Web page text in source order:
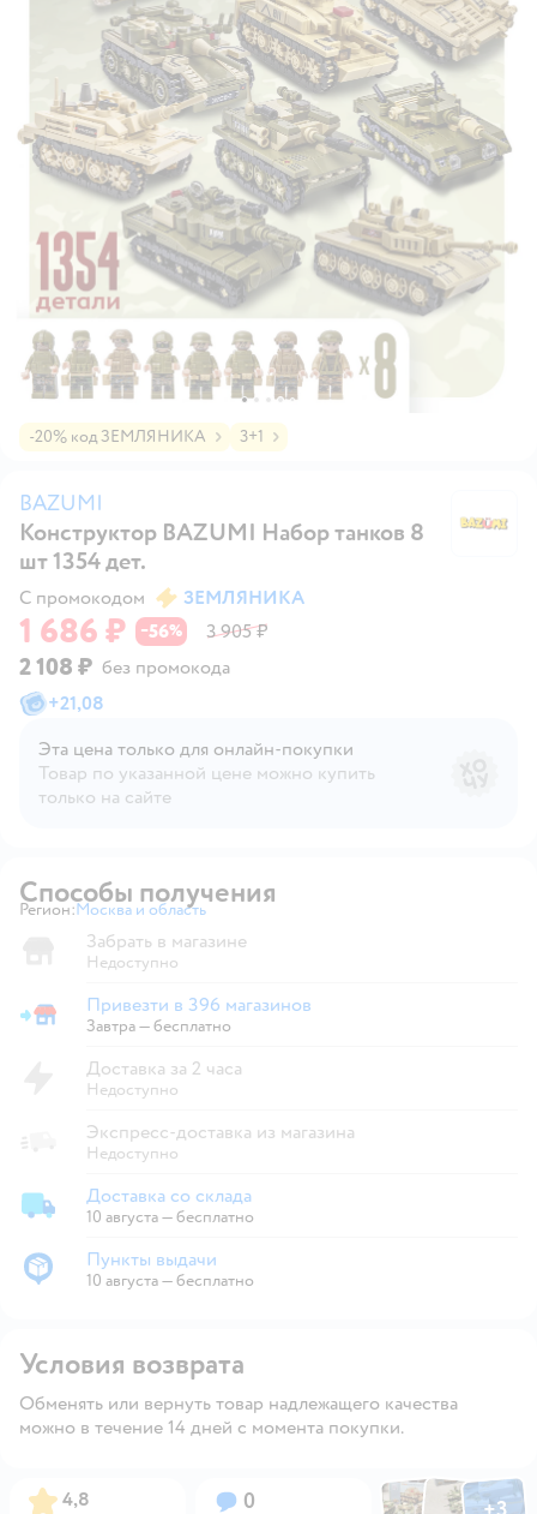
-20% код ЗЕМЛЯНИКА 3+1
BAZUMI
Конструктор BAZUMI Набор танков 8
шт 1354 дет.
С промокодом ЗЕМЛЯНИКА
1 686 ₽ −56% 3 905 ₽
2 108 ₽ без промокода
+21,08
Эта цена только для онлайн‑покупки
Товар по указанной цене можно купить
только на сайте
Способы получения
Регион: Выбор адреса доставки.
Москва и область
Забрать в магазине
Недоступно
Привезти в магазин
Привезти в 396 магазинов
Завтра—бесплатно
Доставка за 2 часа
Недоступно
Экспресс-доставка из магазина
Недоступно
Доставка со склада
Доставка со склада
10 августа—бесплатно
Пункты выдачи
Пункты выдачи
10 августа—бесплатно
Условия возврата
Обменять или вернуть товар надлежащего качества
можно в течение 14 дней с момента покупки.
Рейтинг:
4,8 Вопросов:
0 ФотоФотоФото